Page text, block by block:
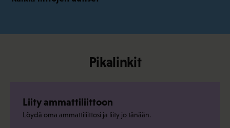
Pikalinkit
Liity ammattiliittoon
Löydä oma ammattiliittosi ja liity jo tänään.